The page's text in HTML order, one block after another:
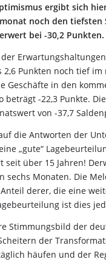
ergibt sich
noch den tiefsten
bei -30,2 Punkten.
Punkten noch tief
Geschäfte in den
beträgt -22,3 Punkte.
von -37,7
die Antworten der
„gute“
seit über 15 Jahren!
sechs Monaten. Die
derer, die eine
ist dies
Stimmungsbild der
der
häufen und der